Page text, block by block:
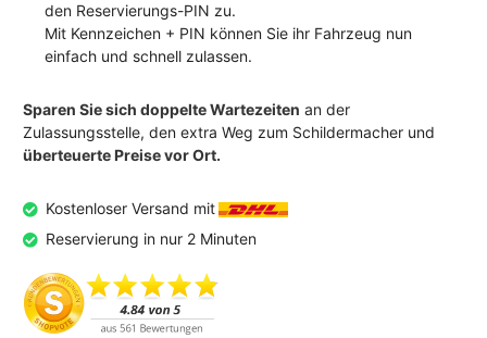
den Reservierungs-PIN zu.
Mit Kennzeichen + PIN können Sie ihr Fahrzeug nun
einfach und schnell zulassen.
Sparen Sie sich doppelte Wartezeiten an der
Zulassungsstelle, den extra Weg zum Schildermacher und
überteuerte Preise vor Ort.
Kostenloser Versand mit
Reservierung in nur 2 Minuten